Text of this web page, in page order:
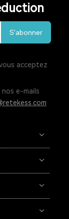
DE FENÊTRE
S'abonner
acceptez
e-mails